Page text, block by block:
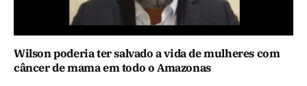
Wilson poderia ter salvado a vida de mulheres com
câncer de mama em todo o Amazonas